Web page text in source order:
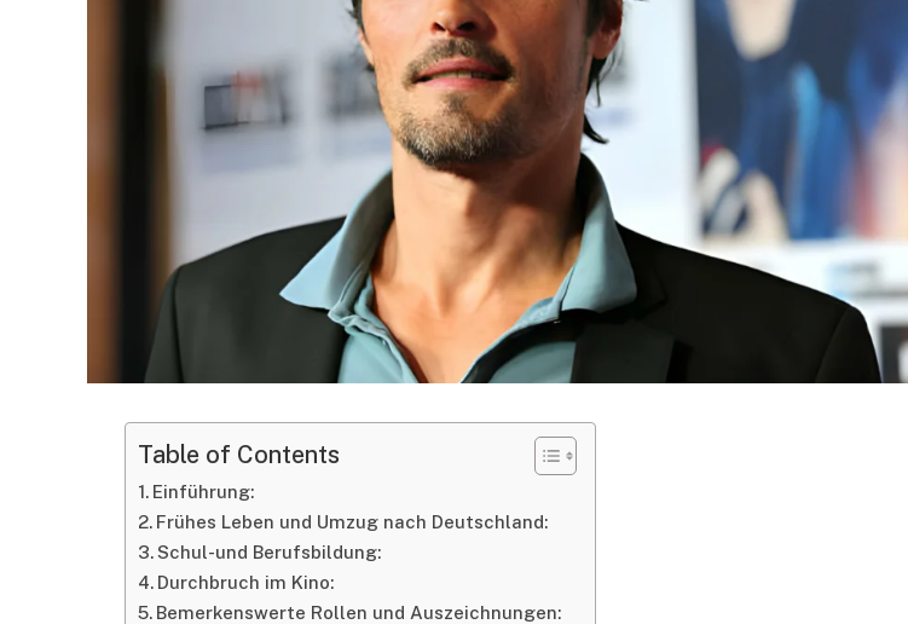
Table of Contents
Einführung:
Frühes Leben und Umzug nach Deutschland:
Schul-und Berufsbildung:
Durchbruch im Kino:
Bemerkenswerte Rollen und Auszeichnungen: